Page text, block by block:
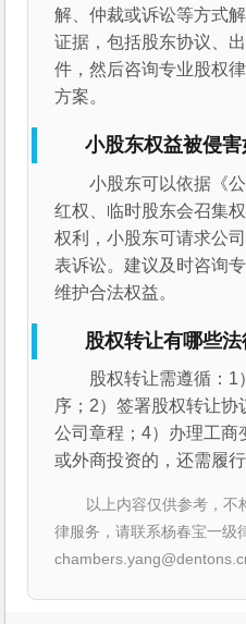
解、仲裁或诉讼等方式
证据，包括股东协议、
件，然后咨询专业股权
方案。
小股东权益被侵害
小股东可以依据《
红权、临时股东会召集
权利，小股东可请求公
表诉讼。建议及时咨询
维护合法权益。
股权转让有哪些法
股权转让需遵循：1
序；2）签署股权转让
公司章程；4）办理工商
或外商投资的，还需履行
以上内容仅供参考，
律服务，请联系杨春宝一级